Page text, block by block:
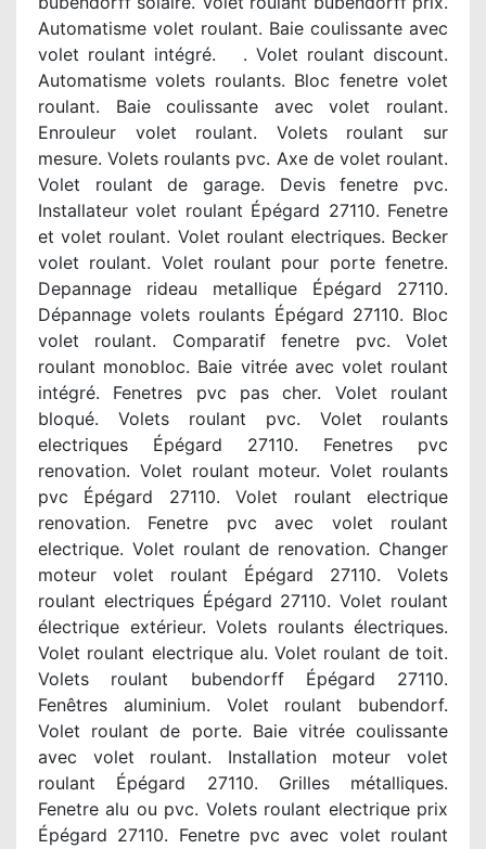
Automatisme volet roulant. Baie coulissante avec
volet roulant intégré. . Volet roulant discount.
Automatisme volets roulants. Bloc fenetre volet
roulant. Baie coulissante avec volet roulant.
Enrouleur volet roulant. Volets roulant sur
mesure. Volets roulants pvc. Axe de volet roulant.
Volet roulant de garage. Devis fenetre pvc.
Installateur volet roulant Épégard 27110. Fenetre
et volet roulant. Volet roulant electriques. Becker
volet roulant. Volet roulant pour porte fenetre.
Depannage rideau metallique Épégard 27110.
Dépannage volets roulants Épégard 27110. Bloc
volet roulant. Comparatif fenetre pvc. Volet
roulant monobloc. Baie vitrée avec volet roulant
intégré. Fenetres pvc pas cher. Volet roulant
bloqué. Volets roulant pvc. Volet roulants
electriques Épégard 27110. Fenetres pvc
renovation. Volet roulant moteur. Volet roulants
pvc Épégard 27110. Volet roulant electrique
renovation. Fenetre pvc avec volet roulant
electrique. Volet roulant de renovation. Changer
moteur volet roulant Épégard 27110. Volets
roulant electriques Épégard 27110. Volet roulant
électrique extérieur. Volets roulants électriques.
Volet roulant electrique alu. Volet roulant de toit.
Volets roulant bubendorff Épégard 27110.
Fenêtres aluminium. Volet roulant bubendorf.
Volet roulant de porte. Baie vitrée coulissante
avec volet roulant. Installation moteur volet
roulant Épégard 27110. Grilles métalliques.
Fenetre alu ou pvc. Volets roulant electrique prix
Épégard 27110. Fenetre pvc avec volet roulant